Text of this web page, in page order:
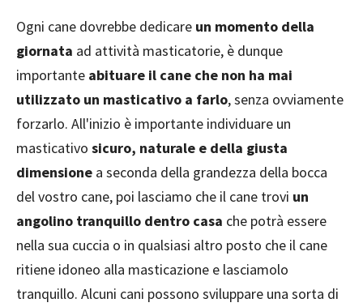
Ogni cane dovrebbe dedicare un momento della
giornata ad attività masticatorie, è dunque
importante abituare il cane che non ha mai
utilizzato un masticativo a farlo, senza ovviamente
forzarlo. All'inizio è importante individuare un
masticativo sicuro, naturale e della giusta
dimensione a seconda della grandezza della bocca
del vostro cane, poi lasciamo che il cane trovi un
angolino tranquillo dentro casa che potrà essere
nella sua cuccia o in qualsiasi altro posto che il cane
ritiene idoneo alla masticazione e lasciamolo
tranquillo. Alcuni cani possono sviluppare una sorta di